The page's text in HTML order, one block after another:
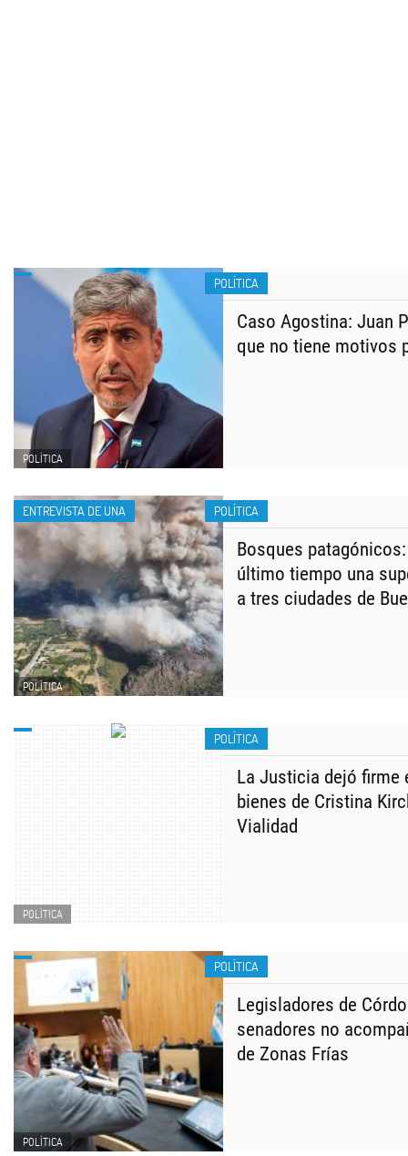
POLÍTICA
POLÍTICA
Caso Agostina: Juan
que no tiene motivos
POLÍTICA
POLÍTICA
Bosques
último tiempo una
a tres ciudades de
ENTREVISTA DE UNA
POLÍTICA
POLÍTICA
La Justicia dejó firme
bienes de Cristina
Vialidad
POLÍTICA
POLÍTICA
Legisladores de
senadores no
de Zonas Frías